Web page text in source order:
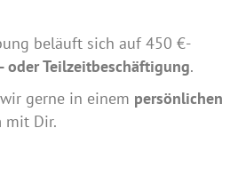
beläuft sich auf 450 €-
oder Teilzeitbeschäftigung.
gerne in einem persönlichen
mit Dir.